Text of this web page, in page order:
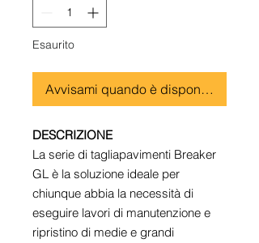
Esaurito
Avvisami quando è disponibile
DESCRIZIONE
La serie di tagliapavimenti Breaker
GL è la soluzione ideale per
chiunque abbia la necessità di
eseguire lavori di manutenzione e
ripristino di medie e grandi